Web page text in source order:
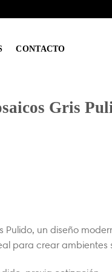
CONTACTO
Gris
Pulido, un diseño
para crear ambientes